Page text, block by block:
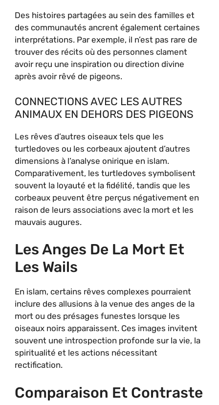
Des histoires partagées au sein des familles et
des communautés ancrent également certaines
interprétations. Par exemple, il n’est pas rare de
trouver des récits où des personnes clament
avoir reçu une inspiration ou direction divine
après avoir rêvé de pigeons.
CONNECTIONS AVEC LES AUTRES
ANIMAUX EN DEHORS DES PIGEONS
Les rêves d’autres oiseaux tels que les
turtledoves ou les corbeaux ajoutent d’autres
dimensions à l’analyse onirique en islam.
Comparativement, les turtledoves symbolisent
souvent la loyauté et la fidélité, tandis que les
corbeaux peuvent être perçus négativement en
raison de leurs associations avec la mort et les
mauvais augures.
Les Anges De La Mort Et
Les Wails
En islam, certains rêves complexes pourraient
inclure des allusions à la venue des anges de la
mort ou des présages funestes lorsque les
oiseaux noirs apparaissent. Ces images invitent
souvent une introspection profonde sur la vie, la
spiritualité et les actions nécessitant
rectification.
Comparaison Et Contraste